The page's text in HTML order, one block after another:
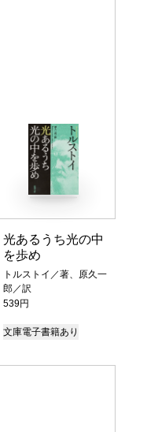
光あるうち光の中
を歩め
トルストイ／著、原久一
郎／訳
539円
文庫電子書籍あり